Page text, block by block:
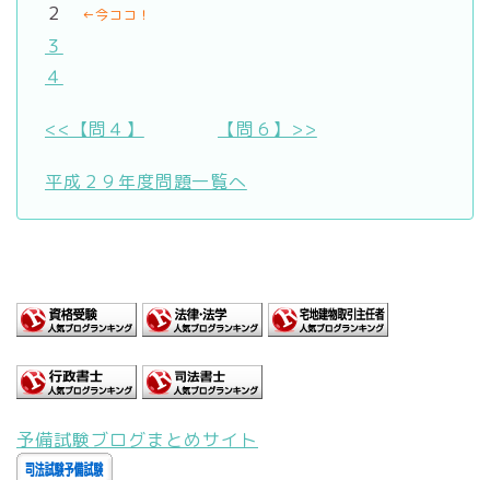
２
←今ココ！
３
４
<<【問４】 【問６】>>
平成２９年度問題一覧へ
予備試験ブログまとめサイト